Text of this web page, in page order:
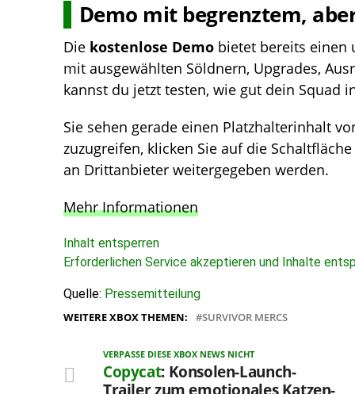
Demo mit begrenztem,
Die kostenlose Demo bietet bereits einen
mit ausgewählten Söldnern, Upgrades,
kannst du jetzt testen, wie gut dein Squad
Sie sehen gerade einen Platzhalterinhalt
zuzugreifen, klicken Sie auf die
an Drittanbieter weitergegeben werden.
Mehr Informationen
Inhalt entsperren
Erforderlichen Service akzeptieren und Inhalte
Quelle: Pressemitteilung
WEITERE XBOX THEMEN: SURVIVOR MERCS
VERPASSE DIESE XBOX NEWS NICHT
Copycat: Konsolen-Launch-